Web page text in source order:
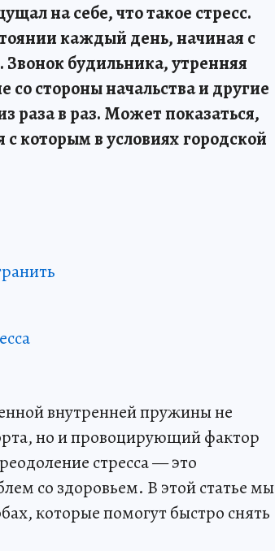
на себе, что такое стресс.
каждый день, начиная с
будильника, утренняя
со стороны начальства и другие
раза в раз. Может показаться,
которым в условиях городской
внутренней пружины не
но и провоцирующий фактор
стресса — это
со здоровьем. В этой статье мы
которые помогут быстро снять